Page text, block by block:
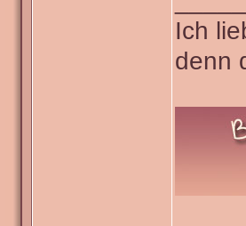
Ich
denn